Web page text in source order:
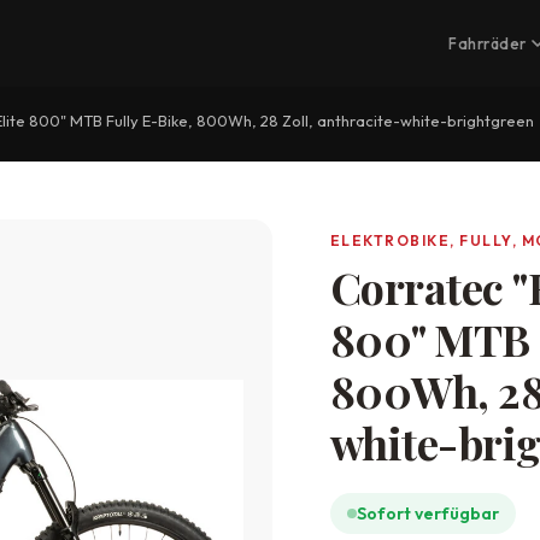
Fahrräder
800" MTB Fully E-Bike, 800Wh, 28 Zoll, anthracite-white-brightgreen
ELEKTROBIKE, FULLY,
Corratec
800"
800Wh,
white-
Sofort verfügbar